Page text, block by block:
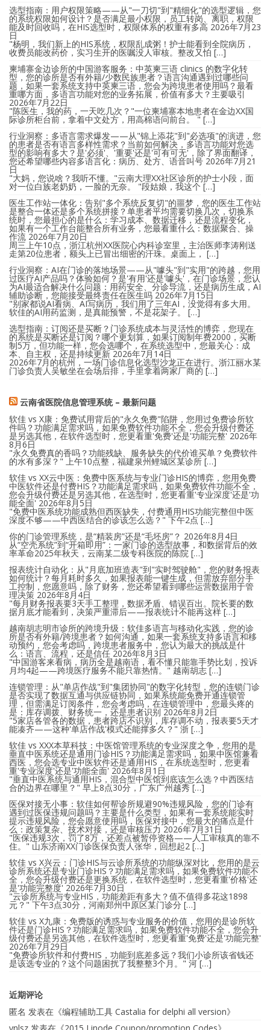
选型指南：用户权限策略——从"一刀切"到"精细化"的选型逻辑，您
的系统权限如何设计？是否满足最小权限，员工转岗、离职，权限
能及时回收吗，在HIS选型时，权限体系的权重有多高 2026年7月23
日
"杨明，我们新上的HIS系统，权限乱成粥！护士能看到全院病历，
收费员能改药价，实习生开的医嘱没人审核。整改又怕 […]
柬埔寨金边诊所的中国游客服务：中英柬三语 clinics 的数字化转
型，您的诊所是否有外籍/少数民族患者？语言沟通遇到过哪些问
题，如果一套系统支持中英柬三语，您会为跨境患者使用吗？最看
重哪方面，多语言功能对您的业务拓展，价值有多大？主要吸引
2026年7月22日
"陈医生，我的药，一天吃几次？"一位柬埔寨本地患者在金边XX国
际诊所柜台前，拿着中文处方，用高棉语问前台。 " […]
行业洞察：多语言需求爆发——从"锦上添花"到"必选项"的演进，您
的患者是否有语言多样性需求？当前如何解决，多语言功能对您选
型的影响有多大？是'必须'、'重要'还是'可有可无'，除了界面翻译，
您还希望哪些内容多语言化：病历、处方、语音叫号 2026年7月21
日
"大妈，您说啥？我听不懂。"云南大理XX社区诊所的护士小段，面
对一位白族老奶奶，一脸的无奈。 "段姑娘，我这个 […]
医生工作站一体化：告别"多个系统反复切"的噩梦，您的医生工作站
是整合一体还是多个系统拼接？单患者平均需要切换几次，切换系
统时，您最担心的是什么：学习成本、数据迁移，还是流程变化，
如果有一个工作台能整合所有业务，您最看重什么：数据聚合、操
作流 2026年7月20日
周三上午10点，浙江杭州XX医院心内科诊室里，主治医师李涛刚送
走第20位患者，额头上已冒出细密的汗珠。桌面上， […]
行业洞察：AI在门诊的落地场景——从"噱头"到"实用"的跨越，您用
过医疗AI产品吗？体验如何？是'有用'还是'噱头'，在门诊场景，您认
为AI最适合解决什么问题：用药安全、分诊导流，还是病历生成，AI
辅助诊断，您能接受最终责任在医生吗 2026年7月15日
"别家都说AI看病、AI写病历，我们用了三年AI，没觉得有多大用。
软佳的AI用药监测，是真能预警，不是花架子。 […]
选型指南：订阅还是买断？门诊系统成本与灵活性的博弈，您现在
的系统是买断还是订阅？哪个更划算，如果订阅制年费2000，买断
制5万，但功能一样，您会选哪个，在系统选型中，您最关心：成
本、自主权，还是持续更新 2026年7月14日
2026年7月的杭州，一场门诊信息化选型沙龙正在进行。浙江丽水某
门诊负责人吴敏坐在会场后排，手里拿着两家厂商的 […]
云南省医院信息管理系统 – 最新问题
软佳 vs X康：免费试用背后的"永久免费"陷阱，您用过免费诊所软
件吗？功能满足需求吗，如果免费软件功能不全，您会升级付费还
是另选其他，在软件选型时，您更看重'免费'还是'功能完整' 2026年
8月6日
"永久免费真的香吗？功能残缺、服务缺失的代价谁买单？免费软件
的水有多深？" 上午10点整，福建泉州鲤城区某诊所 […]
软佳 vs XX云中医：免费中医系统与专业门诊HIS的博弈，您用免费
中医软件还是付费HIS？功能满足需求吗，如果免费软件功能不全，
您会升级付费还是另选其他，在选型时，您更看重'专业深度'还是'功
能全面' 2026年8月5日
"免费中医系统功能成熟但西医缺失，付费通用HIS功能完整但中医
深度不够——中西医结合的诊该怎么选？" 下午2点 […]
你的门诊管理系统，是“精装房”还是“毛坯房”？ 2026年8月4日
从“空壳系统”到“开箱即用”：一家门诊的选型故事，和数据背后的效
率革命2025年秋天，云南某二级专科医院的陈院 […]
报表统计自动化：从"月底加班造表"到"实时驾驶舱"，您的财务报表
如何统计？每月耗时多久，如果报表能一键生成，但需放弃部分手
工控制，您愿意吗，除了财务，您还希望看到哪些运营数据用于管
理决策 2026年8月4日
"每月财务报表要3天手工整理，数据矛盾、错误百出。院长要的数
据月底才能看到，决策严重滞后——报表统计不能再这样 […]
越南胡志明市诊所的跨境升级：软佳多语言与移动化实践，您的诊
所是否有外籍/跨境患者？如何沟通，如果一套系统支持多语言和移
动预约，您会考虑吗，跨境患者服务中，您认为最大的挑战是什
么：语言、流程，还是信任 2026年8月3日
"中国游客来看病，病历全是越南语，看不懂只能靠手势比划，投诉
月均4起——跨境医疗服务不能只靠热情。" 越南胡志 […]
连锁管理：从"单店作战"到"集团协同"的数字化转型，您的连锁门诊
是否实现了数据互通与供应链协同，如果系统能免费开通连锁管
理，但需满足订阅条件，您会考虑吗，在连锁管理中，您最头疼的
是：库存调拨、财务统一，还是患者识别 2026年8月2日
"5家店各管各的数据，患者跨店不识别，库存调不动，报表要5天才
能凑齐——这种'单店作战'模式还能撑多久？" 浙 […]
软佳 vs XXX本草科技：中医馆管理系统的专业深度之争，您用的是
垂直中医系统还是通用门诊HIS？功能满足需求吗，如果中医馆兼看
西医，您会选专业中医软件还是通用HIS，在系统选型时，您更看
重'专业深度'还是'功能全面' 2026年8月1日
"垂直中医系统与通用HIS，混合型中医馆到底该怎么选？中西医结
合的边界在哪里？" 早上8点30分，广东广州越秀 […]
医保对接无小事：软佳如何帮诊所规避90%违规风险，您的门诊有
遇到过医保违规问题吗？主要是什么类型，如果有一套系统能实时
提示违规风险，您会愿意使用吗，医保对接中，您最大的痛点是什
么：政策复杂、技术对接，还是审核压力 2026年7月31日
"医保违规3次，罚了8万，还差点被暂停资格——人工审核真的靠不
住。" 山东济南XX门诊医保负责人张华，回想起2 […]
软佳 vs X兴云：门诊HIS与云诊所系统的功能纵深对比，您用的是云
诊所系统还是专业门诊HIS？功能满足需求吗，如果免费软件功能不
全，您会升级付费还是更换系统，在软件选型时，您更看重'价格'还
是'功能完整度' 2026年7月30日
"云诊所系统与专业HIS，功能差距有多大？值不值得多花这1898
元？" 下午3点30分，河南郑州中原区某门诊分 […]
软佳 vs X九康：免费版的诱惑与专业服务的价值，您用的是诊所软
件还是门诊HIS？功能满足需求吗，如果免费软件功能不全，您会升
级付费还是另选其他，在软件选型时，您更看重'免费'还是'功能完整'
2026年7月29日
"免费诊所软件和付费HIS，功能到底差多远？我们小诊所该省钱还
是该选专业的？这个问题困扰了我整整3个月。" 河 […]
近期评论
匿名 发表在《编程辅助工具 Castalia for delphi all version》